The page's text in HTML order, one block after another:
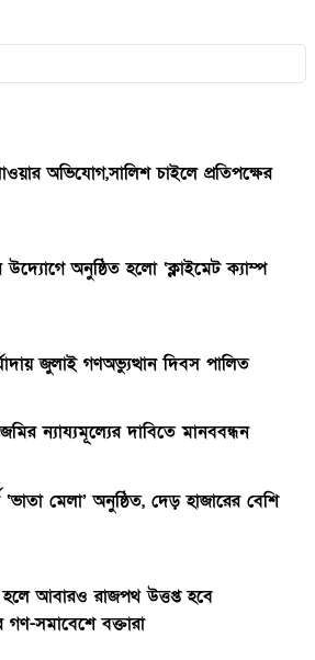
অভিযোগ,সালিশ চাইলে প্রতিপক্ষের
উদ্যোগে অনুষ্ঠিত হলো ‘ক্লাইমেট ক্যাম্প
জুলাই গণঅভ্যুত্থান দিবস পালিত
ন্যায্যমূল্যের দাবিতে মানববন্ধন
মেলা’ অনুষ্ঠিত, দেড় হাজারের বেশি
আবারও রাজপথ উত্তপ্ত হবে
গণ-সমাবেশে বক্তারা